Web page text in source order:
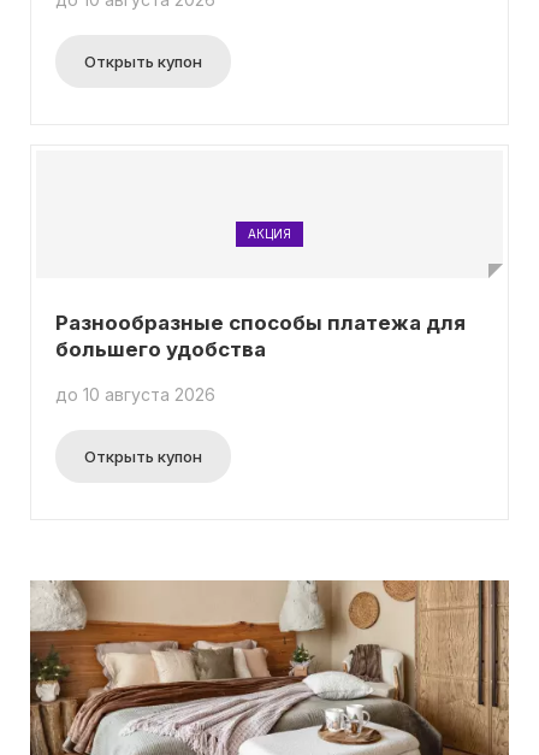
Открыть купон
АКЦИЯ
Разнообразные способы платежа для
большего удобства
до 10 августа 2026
Открыть купон